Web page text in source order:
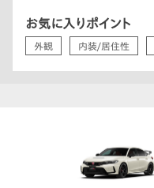
お気に入りポイント
外観 内装/居住性